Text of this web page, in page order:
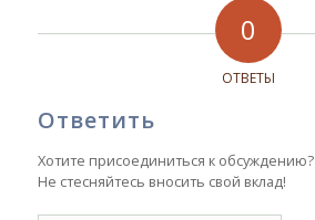
0
ОТВЕТЫ
Ответить
Хотите присоединиться к обсуждению?
Не стесняйтесь вносить свой вклад!